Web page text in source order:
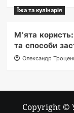
Їжа та кулінарія
М’ята
та способи
Олександр
Copyright ©